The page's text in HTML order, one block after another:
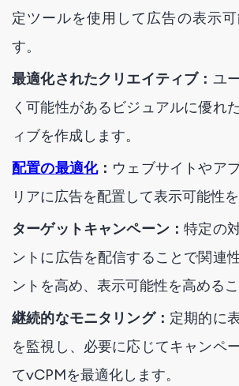
定ツールを使用して広告の表示
す。
最適化されたクリエイティブ： ユ
く可能性があるビジュアルに優れ
ィブを作成します。
配置の最適化： ウェブサイトやア
リアに広告を配置して表示可能性を
ターゲットキャンペーン：特定の
ントに広告を配信することで関連
ントを高め、表示可能性を高めるこ
継続的なモニタリング： 定期的に
を監視し、必要に応じてキャンペ
てvCPMを最適化します。